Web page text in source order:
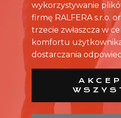
wykorzystywanie
firmę RALFERA s.r.o.
trzecie zwłaszcza w
komfortu
dostarczania